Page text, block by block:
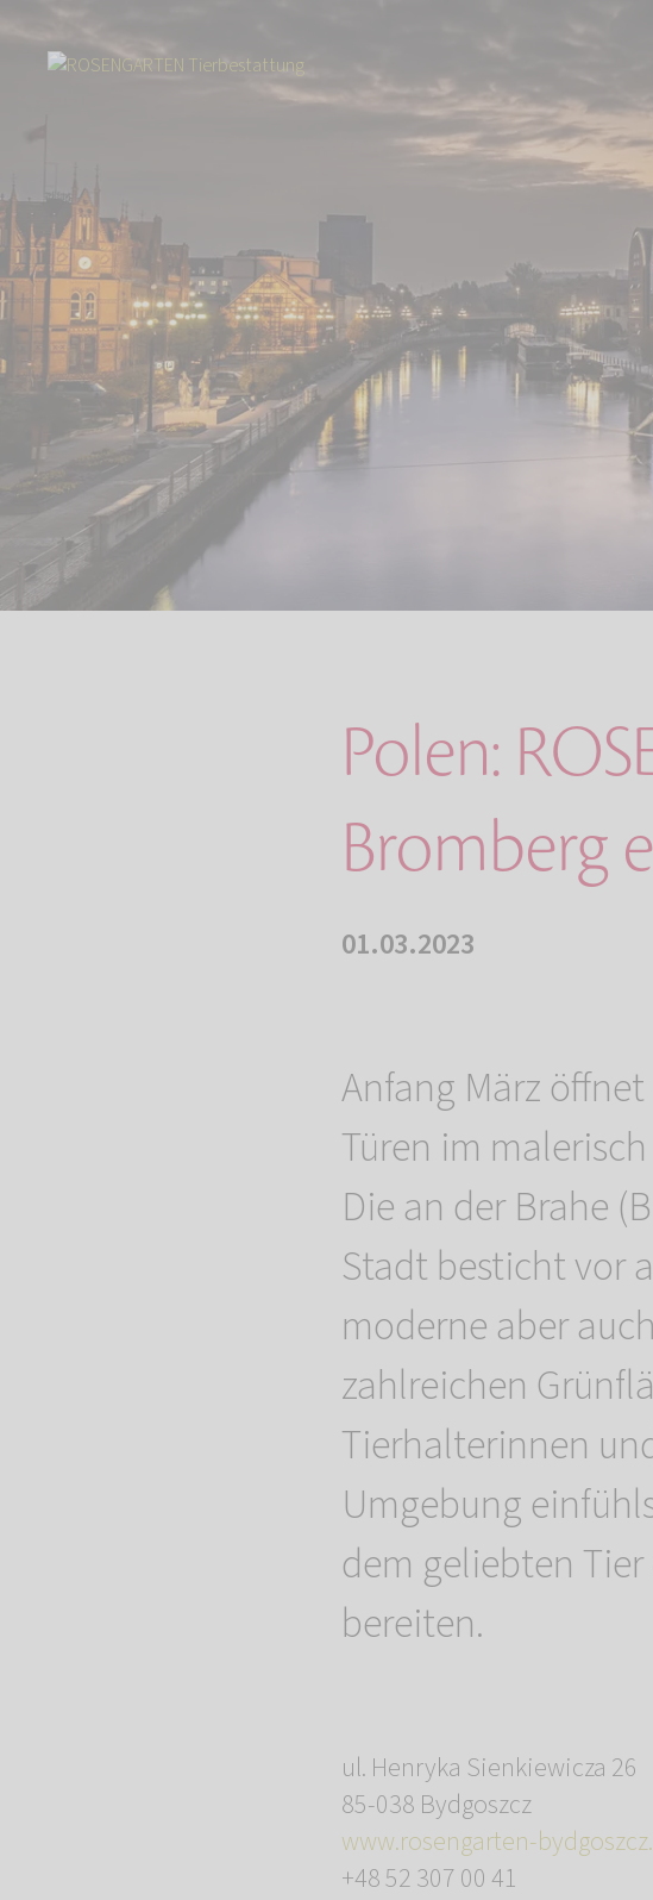
Polen: ROSENGARTEN-Filiale in Bromberg eröffnet
Polen:
Bromberg
01.03.2023
Anfang März
Türen im
Die an der Brahe
Stadt besticht vor
moderne aber
zahlreichen
Tierhalterinnen
Umgebung
dem geliebten
bereiten.
ul. Henryka Sienkiewicza 26
85-038 Bydgoszcz
www.rosengarten-
+48 52 307 00 41